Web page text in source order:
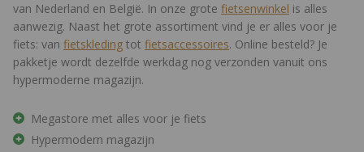
van Nederland en België. In onze grote fietsenwinkel is alles
aanwezig. Naast het grote assortiment vind je er alles voor je
fiets: van fietskleding tot fietsaccessoires. Online besteld? Je
pakketje wordt dezelfde werkdag nog verzonden vanuit ons
hypermoderne magazijn.
Megastore met alles voor je fiets
Hypermodern magazijn